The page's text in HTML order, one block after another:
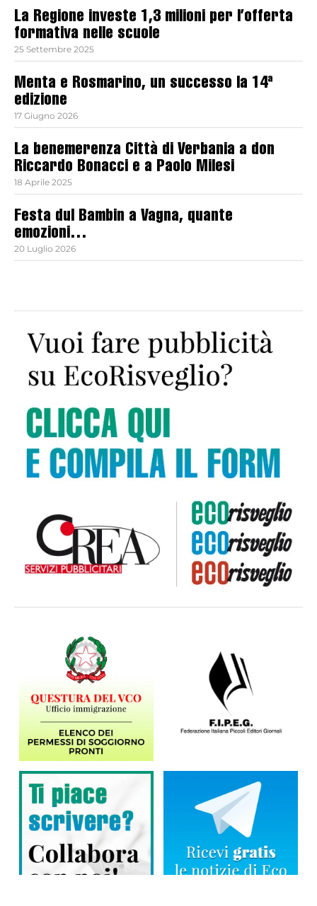
La Regione investe 1,3 milioni per l’offerta
formativa nelle scuole
25 Settembre 2025
Menta e Rosmarino, un successo la 14ª
edizione
17 Giugno 2026
La benemerenza Città di Verbania a don
Riccardo Bonacci e a Paolo Milesi
18 Aprile 2025
Festa dul Bambin a Vagna, quante
emozioni…
20 Luglio 2026